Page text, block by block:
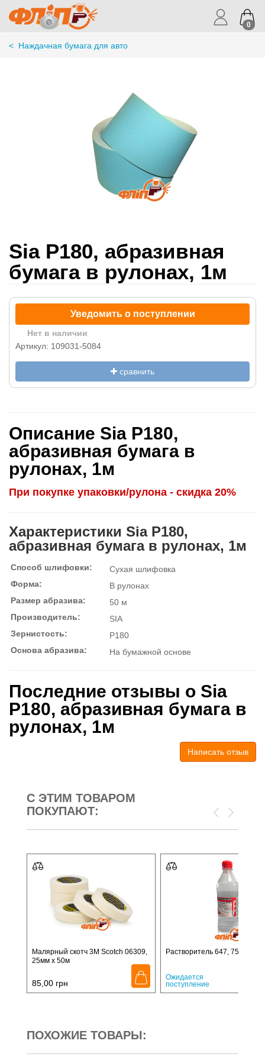
0
< Наждачная бумага для авто
Sia P180, абразивная
бумага в рулонах, 1м
Уведомить о поступлении
Нет в наличии
Артикул: 109031-5084
сравнить
Описание Sia P180,
абразивная бумага в
рулонах, 1м
При покупке упаковки/рулона - скидка 20%
Характеристики Sia P180,
абразивная бумага в рулонах, 1м
Способ шлифовки:
Сухая шлифовка
Форма:
В рулонах
Размер абразива:
50 м
Производитель:
SIA
Зернистость:
P180
Основа абразива:
На бумажной основе
Последние отзывы о Sia
P180, абразивная бумага в
рулонах, 1м
Написать отзыв
С ЭТИМ ТОВАРОМ
ПОКУПАЮТ:
Малярный скотч 3M Scotch 06309,
25мм x 50м
85,00 грн
Растворитель 647, 750мл
Ожидается
поступление
ПОХОЖИЕ ТОВАРЫ: